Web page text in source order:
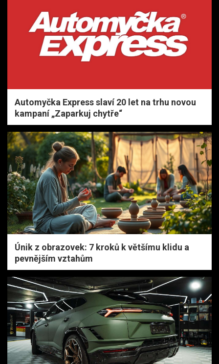
Automyčka Express slaví 20 let na trhu novou
kampaní „Zaparkuj chytře“
Únik z obrazovek: 7 kroků k většímu klidu a
pevnějším vztahům